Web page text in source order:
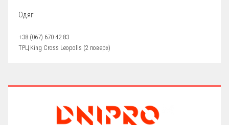
Одяг
+38 (067) 670-42-83
ТРЦ King Cross Leopolis (2 поверх)